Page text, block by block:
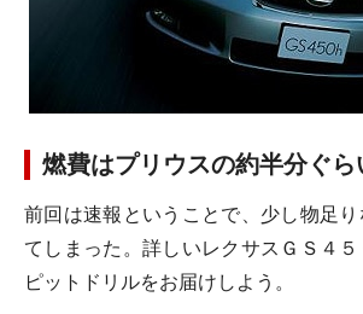
燃費はプリウスの約半分ぐら
前回は速報ということで、少し物足
てしまった。詳しいレクサスＧＳ４
ピットドリルをお届けしよう。